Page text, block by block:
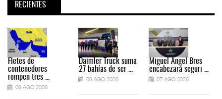
RECIENTES
Fletes de
contenedores
rompen tres ...
09 AGO 2026
Daimler Truck suma
27 bahías de ser ...
09 AGO 2026
Miguel Ángel Bres
encabezará seguri ...
07 AGO 2026